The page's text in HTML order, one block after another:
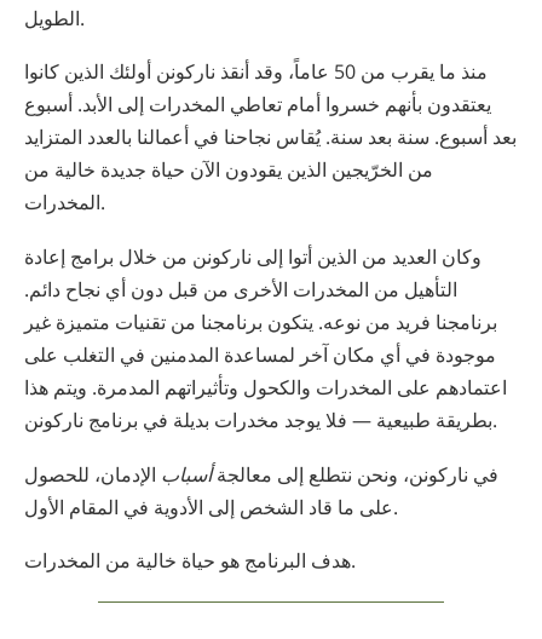
繁體中文 (Chinese)
Arabic
Nepali
Czech
Turkish
جميع المناطق / اللغات
الطويل.
منذ ما يقرب من 50 عاماً، وقد أنقذ ناركونن أولئك الذين كانوا
يعتقدون بأنهم خسروا أمام تعاطي المخدرات إلى الأبد. أسبوع
بعد أسبوع. سنة بعد سنة. يُقاس نجاحنا في أعمالنا بالعدد المتزايد
من الخرّيجين الذين يقودون الآن حياة جديدة خالية من
المخدرات.
وكان العديد من الذين أتوا إلى ناركونن من خلال برامج إعادة
التأهيل من المخدرات الأخرى من قبل دون أي نجاح دائم.
برنامجنا فريد من نوعه. يتكون برنامجنا من تقنيات متميزة غير
موجودة في أي مكان آخر لمساعدة المدمنين في التغلب على
اعتمادهم على المخدرات والكحول وتأثيراتهم المدمرة. ويتم هذا
بطريقة طبيعية — فلا يوجد مخدرات بديلة في برنامج ناركونن.
في ناركونن، ونحن نتطلع إلى معالجةأسباب الإدمان، للحصول
على ما قاد الشخص إلى الأدوية في المقام الأول.
هدف البرنامج هو حياة خالية من المخدرات.